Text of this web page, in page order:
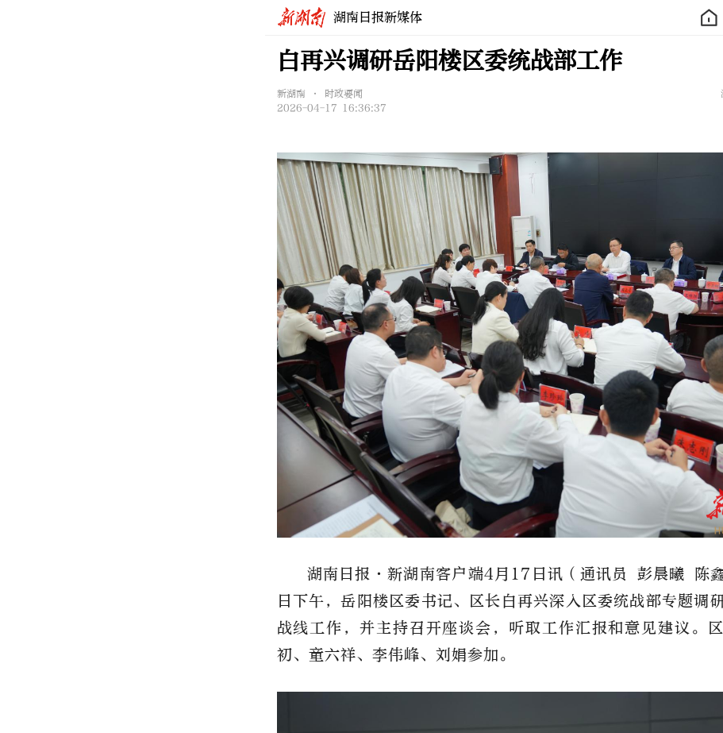
湖南日报新媒体
白再兴调研岳阳楼区委统战部工作
新湖南 • 时政要闻
2026-04-17 16:36:37
湖南日报 ·新湖南客户端4月 17 日讯（通讯员 彭晨曦 陈
日下午，岳阳楼区委书记、区长白再兴深入区委统战部专题调
战线工作，并主持召开座谈会，听取工作汇报和意见建议。
初、童六祥、李伟峰、刘娟参加。